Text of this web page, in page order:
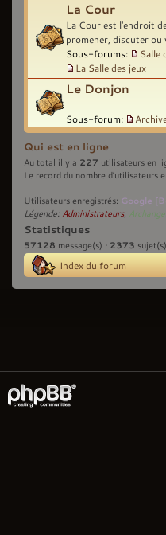
La Cour
La Cour est l'endroit
promener, discuter ou
Sous-forums:
Salle
La Salle des jeux
Le Donjon
Sous-forum:
Qui est en ligne
Au total il y a 227 utilisateurs en
Le record du nombre d’utilisateurs
Utilisateurs enregistrés: Google
Légende: Administrateurs,
Statistiques
57128 message(s) • 2373
Index du forum